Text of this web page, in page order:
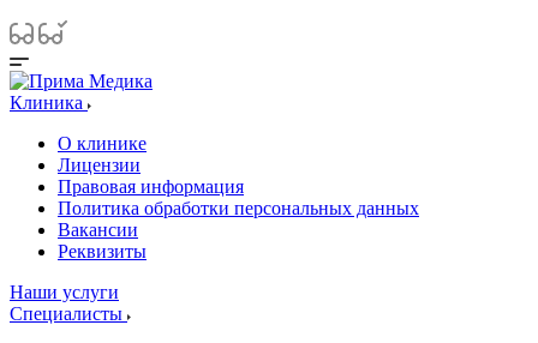
Клиника
О клинике
Лицензии
Правовая информация
Политика обработки персональных данных
Вакансии
Реквизиты
Наши услуги
Специалисты